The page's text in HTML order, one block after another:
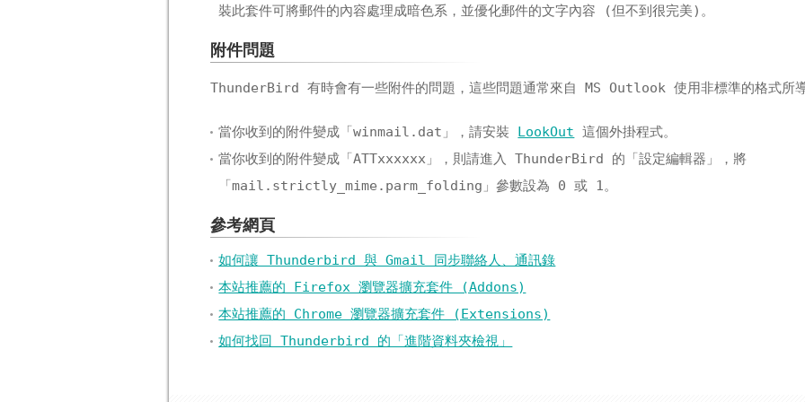
裝此套件可將郵件的內容處理成暗色系，並優化郵件的文字內容 (但不到很完美)。
附件問題
ThunderBird 有時會有一些附件的問題，這些問題通常來自 MS Outlook 使用非標準的格式所
當你收到的附件變成「winmail.dat」，請安裝 LookOut 這個外掛程式。
當你收到的附件變成「ATTxxxxxx」，則請進入 ThunderBird 的「設定編輯器」，將
「mail.strictly_mime.parm_folding」參數設為 0 或 1。
參考網頁
如何讓 Thunderbird 與 Gmail 同步聯絡人、通訊錄
本站推薦的 Firefox 瀏覽器擴充套件 (Addons)
本站推薦的 Chrome 瀏覽器擴充套件 (Extensions)
如何找回 Thunderbird 的「進階資料夾檢視」